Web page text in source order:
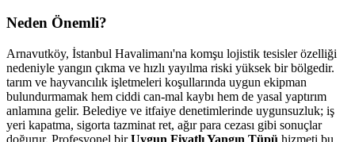
Neden Önemli?
Arnavutköy, İstanbul Havalimanı'na komşu lojistik tesisler özelliği
nedeniyle yangın çıkma ve hızlı yayılma riski yüksek bir bölgedir.
tarım ve hayvancılık işletmeleri koşullarında uygun ekipman
bulundurmamak hem ciddi can-mal kaybı hem de yasal yaptırım
anlamına gelir. Belediye ve itfaiye denetimlerinde uygunsuzluk; iş
yeri kapatma, sigorta tazminat ret, ağır para cezası gibi sonuçlar
doğurur. Profesyonel birUygun Fiyatlı Yangın Tüpü hizmeti bu